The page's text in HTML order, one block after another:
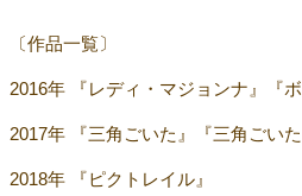
〔作品一覧〕
2016年 『レディ・マジョンナ』『
2017年 『三角ごいた』『三角ごいた
2018年 『ピクトレイル』